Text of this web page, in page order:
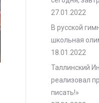
27.01.2022
В русской
школьная
18.01.2022
Таллинский
реализовал
писать!»